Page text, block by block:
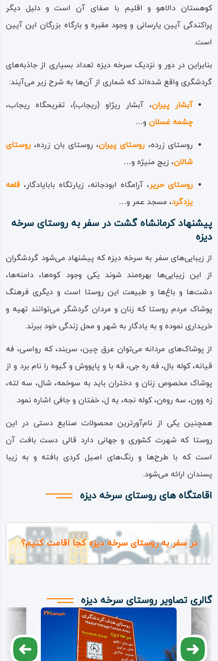
کوهستان دالاهو و اقلیم با صفای آن است و دلیل دیگر
پراکندگی آیین یارسانی و وجود مقبره‌ و بارگاه بزرگان این آیین
است.
بنابراین در دور و نزدیک سرخه‌ دیزه تعداد بسیاری از جاذبه‌های
گردشگری واقع شده‌اند که شماری از آن‌ها به شرح زیر می‌آیند:
آبشار پیران، آبشار ریژاو (ریجاب)، تفریحگاه ریجاب،
چشمه غسلان و…
روستای زرده، روستای پیران، روستای بان‌ زرده، روستای
شالان، زیج منیژه و…
روستای حریر، آرامگاه ابودجانه، زیارتگاه بابایادگار، قلعه
یزدگرد، مسجد عمر و…
پیشنهاد کرمانشاه گشت در سفر به روستای سرخه‌
دیزه
از زیبایی‌های سفر به سرخه‌ دیزه که پیشنهاد می‌شود گردشگران
از این زیبایی‌ها بهره‌مند شوند یکی وجود کوه‌ها، دامنه‌ها،
دشت‌ها و باغ‌ها و طبیعت این روستا است و دیگری فرهنگ
پوشاک مردم روستا که زنان و مردان گردشگر می‌توانند تهیه و
خریداری نموده و به یادگار به شهر و محل زندگی خود ببرند.
از پوشاک‌های مردانه می‌توان عرق‌ چین، سربند، که‌ رواسی، فه‌
قیانه، کوله‌ بال، فه‌ ره‌ جی، قه‌ با و پاپووش و گیوه را نام برد و از
پوشاک مخصوص زنان و دختران باید به سوخمه، شال، سه‌ لته،
زه‌ وون، سه‌ روه‌ن، کوله‌ نجه، یه‌ ل، خفتان و جافی اشاره نمود.
همچنین یکی از نام‌آورترین محصولات صنایع دستی در این
روستا که شهرت کشوری و جهانی دارد قالی دست‌ بافت آن
است که با طرح‌ها و رنگ‌های اصیل کردی بافته و به زیبا
پسندان ارائه می‌شود.
اقامتگاه های روستای سرخه‌ دیزه
در سفر به روستای سرخه دیزه کجا اقامت کنیم؟
گالری تصاویر روستای سرخه‌ دیزه